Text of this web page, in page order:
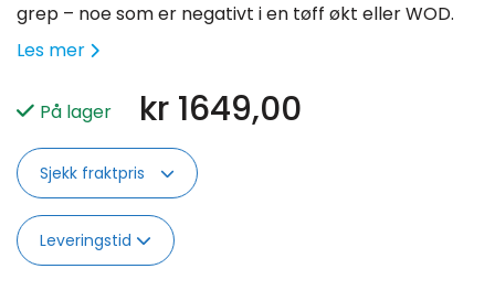
grep – noe som er negativt i en tøff økt eller WOD.
Les mer
På lager kr 1649,00
Sjekk fraktpris
Leveringstid